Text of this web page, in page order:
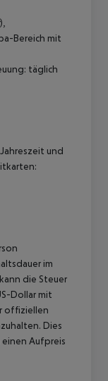
Bereich mit
täglich
und
im
die Steuer
Dollar mit
offiziellen
Dies
Aufpreis